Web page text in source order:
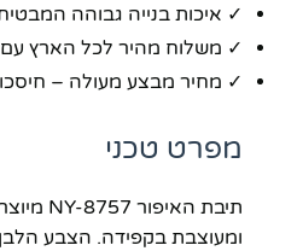
✓ איכות בנייה גבוהה
✓ משלוח מהיר לכל הארץ
✓ מחיר מבצע מעולה – חיסכון
מפרט טכני
ומעוצבת בקפידה. הצבע